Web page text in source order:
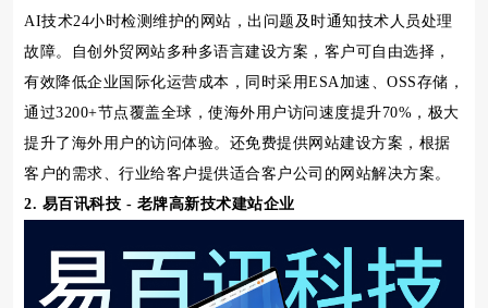
AI技术24小时检测维护的网站，出问题及时通知技术人员处理
故障。自创外贸网站多种多语言建设方案，客户可自由选择，
有效降低企业国际化运营成本，同时采用ESA加速、OSS存储，
通过3200+节点覆盖全球，使海外用户访问速度提升70%，极大
提升了海外用户的访问体验。还免费提供网站建设方案，根据
客户的需求、行业给客户提供适合客户公司的网站解决方案。
2. 易百讯科技 - 老牌高新技术建站企业